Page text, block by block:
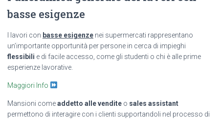
basse esigenze
I lavori con basse esigenze nei supermercati rappresentano
un’importante opportunità per persone in cerca di impieghi
flessibili e di facile accesso, come gli studenti o chi è alle prime
esperienze lavorative.
Maggiori Info
Mansioni comeaddetto alle vendite o sales assistant
permettono di interagire con i clienti supportandoli nel processo di